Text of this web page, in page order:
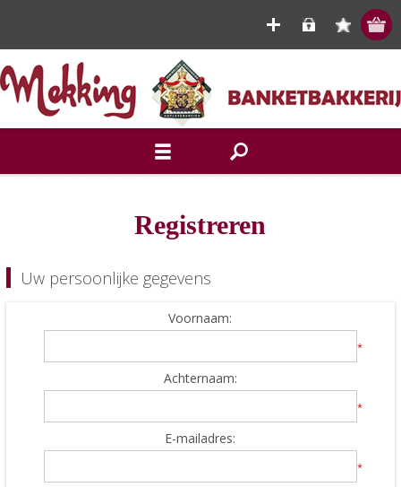
Registreren
Uw persoonlijke gegevens
Voornaam:
*
Achternaam:
*
E-mailadres:
*